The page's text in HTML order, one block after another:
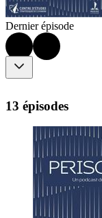
Dernier épisode
13 épisodes